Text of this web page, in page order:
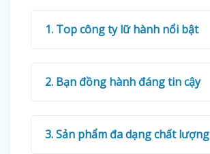
1. Top công ty lữ hành nổi bật
2. Bạn đồng hành đáng tin cậy
3. Sản phẩm đa dạng chất lượng